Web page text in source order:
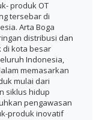
produk OT
tersebar di
Arta Boga
distribusi dan
di kota besar
Indonesia,
memasarkan
mulai dari
siklus hidup
pengawasan
produk inovatif